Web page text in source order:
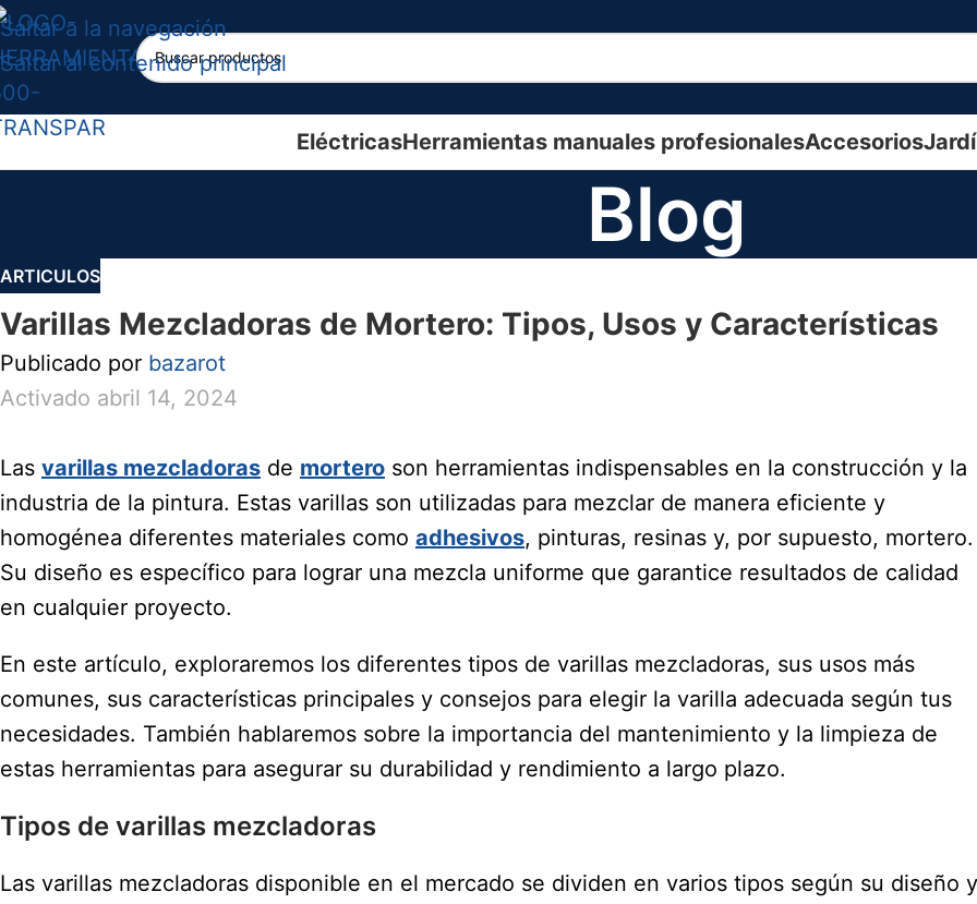
Saltar a la navegación
Saltar al contenido principal
EléctricasHerramientas manuales profesionalesAccesorios
Blog
ARTICULOS
Varillas Mezcladoras de Mortero: Tipos, Usos y Características
Publicado por bazarot
Activado abril 14, 2024
Las varillas mezcladoras de mortero son herramientas indispensables en la construcción y la
industria de la pintura. Estas varillas son utilizadas para mezclar de manera eficiente y
homogénea diferentes materiales como adhesivos, pinturas, resinas y, por supuesto, mortero.
Su diseño es específico para lograr una mezcla uniforme que garantice resultados de calidad
en cualquier proyecto.
En este artículo, exploraremos los diferentes tipos de varillas mezcladoras, sus usos más
comunes, sus características principales y consejos para elegir la varilla adecuada según tus
necesidades. También hablaremos sobre la importancia del mantenimiento y la limpieza de
estas herramientas para asegurar su durabilidad y rendimiento a largo plazo.
Tipos de varillas mezcladoras
Las varillas mezcladoras disponible en el mercado se dividen en varios tipos según su diseño y